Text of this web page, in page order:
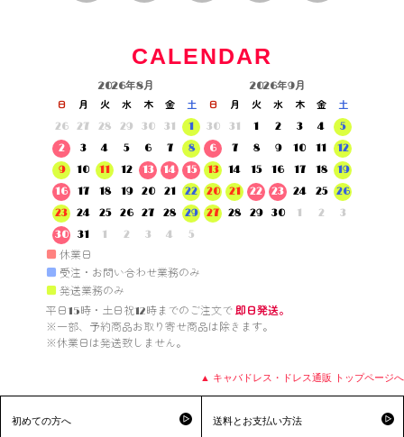
CALENDAR
2026年8月
日 月 火 水 木 金
土
26
27 28 29 30 31
1
2
3 4 5 6 7
8
9
10 11 12 13 14
15
16
17 18 19 20 21
22
23
24 25 26 27 28
29
30
31 1 2 3 4 5
2026年9月
日 月 火 水 木 金
土
30
31 1 2 3 4
5
6
7 8 9 10 11
12
13
14 15 16 17 18
19
20
21 22 23 24 25
26
27
28 29 30 1 2 3
■ 休業日
■ 受注・お問い合わせ業務のみ
■ 発送業務のみ
平日15時・土日祝12時までのご注文で 即日発送。
※一部、予約商品お取り寄せ商品は除きます。
※休業日は発送致しません。
▲ キャバドレス・ドレス通販 トップページへ
初めての方へ 送料とお支払い方法